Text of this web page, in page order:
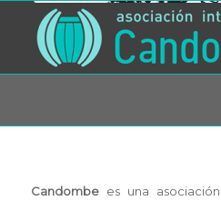
Candombees una